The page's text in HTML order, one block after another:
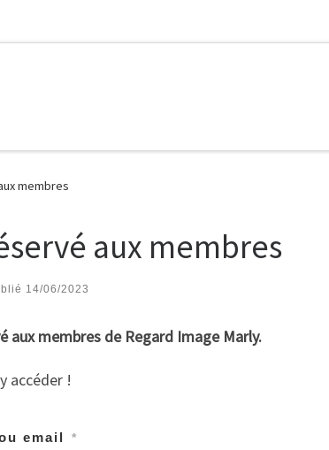
membres
aux membres
14/06/2023
aux membres de Regard Image Marly.
accéder !
email *